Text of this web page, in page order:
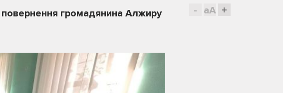
- aA +
громадянина Алжиру